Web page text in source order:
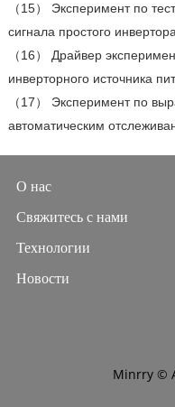
（15） Эксперимент по
сигнала простого инвертора
（16） Драйвер
инверторного источника
（17） Эксперимент по
автоматическим
О нас
Свяжитесь с нами
Технологии
Новости
Minrry ©